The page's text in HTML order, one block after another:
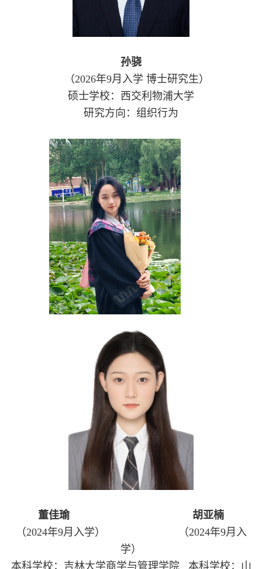
孙骁
（2026年9月入学 博士研究生）
硕士学校：西交利物浦大学
研究方向：组织行为
董佳瑜
胡亚楠
（2024年9月入学）
（2024年9月入
学）
本科学校：吉林大学商学与管理学院
本科学校：山